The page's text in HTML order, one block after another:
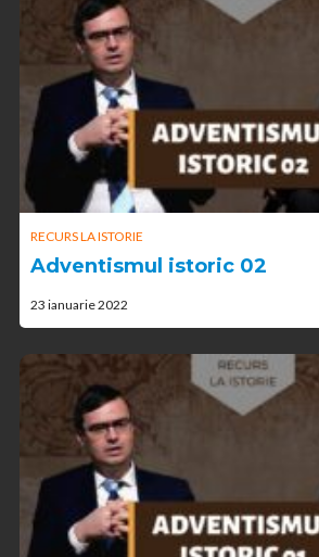
RECURS LA ISTORIE
Adventismul istoric 02
23 ianuarie 2022